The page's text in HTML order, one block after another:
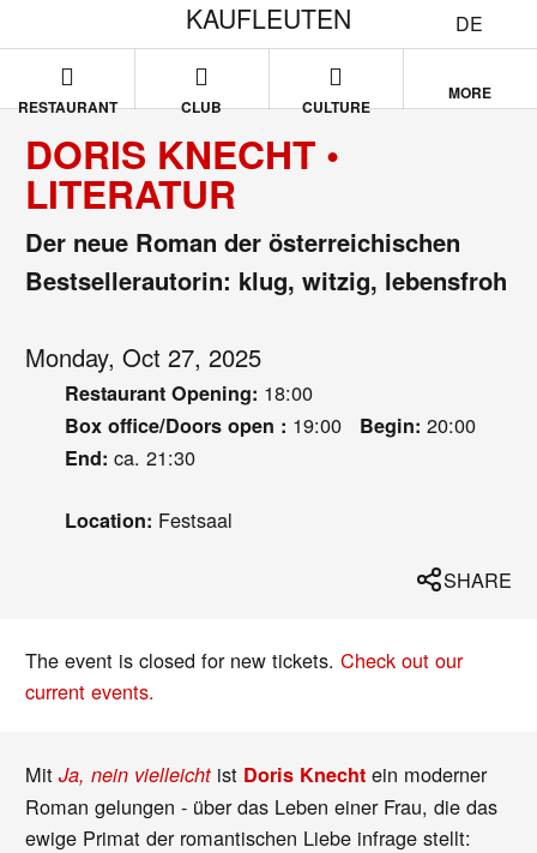
DE
KAUFLEUTEN
RESTAURANT CLUB CULTURE
MORE
DORIS KNECHT •
LITERATUR
Der neue Roman der österreichischen
Bestsellerautorin: klug, witzig, lebensfroh
Monday, Oct 27, 2025
Restaurant Opening: 18:00
Box office/Doors open : 19:00 Begin: 20:00
End: ca. 21:30
Location: Festsaal
SHARE
The event is closed for new tickets.Check out our
current events.
MitJa, nein vielleicht ist Doris Knecht ein moderner
Roman gelungen - über das Leben einer Frau, die das
ewige Primat der romantischen Liebe infrage stellt: